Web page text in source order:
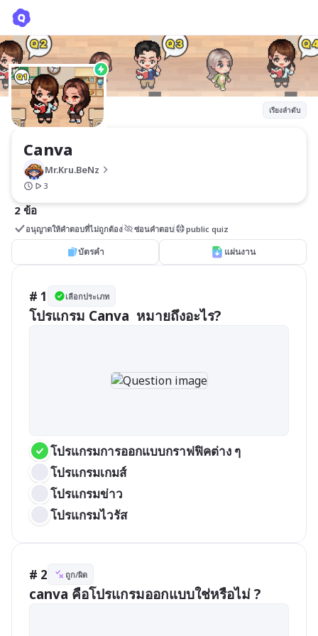
เรียงลำดับ
Canva
Mr.Kru.BeNz
3
2 ข้อ
อนุญาตให้คำตอบที่ไม่ถูกต้อง ซ่อนคำตอบ public quiz
บัตรคำ แผ่นงาน
# 1 เลือกประเภท
โปรแกรม Canva  หมายถึงอะไร?
โปรแกรมการออกแบบกราฟฟิคต่าง ๆ
โปรแกรมเกมส์
โปรแกรมข่าว
โปรแกรมไวรัส
# 2 ถูก/ผิด
canva คือโปรแกรมออกแบบใช่หรือไม่ ?